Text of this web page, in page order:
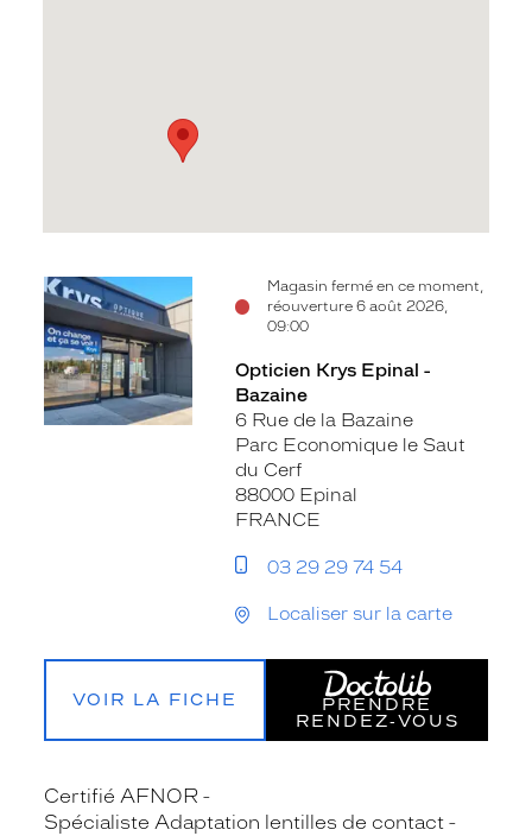
Magasin fermé en ce moment,
réouverture 6 août 2026,
09:00
Voir
la
fiche
Opticien Krys Epinal -
Bazaine
6 Rue de la Bazaine
Parc Economique le Saut
du Cerf
88000 Epinal
FRANCE
03 29 29 74 54
Localiser sur la carte
VOIR LA FICHE
PRENDRE
RENDEZ‑VOUS
Certifié AFNOR
Spécialiste Adaptation lentilles de contact
Voir
la
fiche